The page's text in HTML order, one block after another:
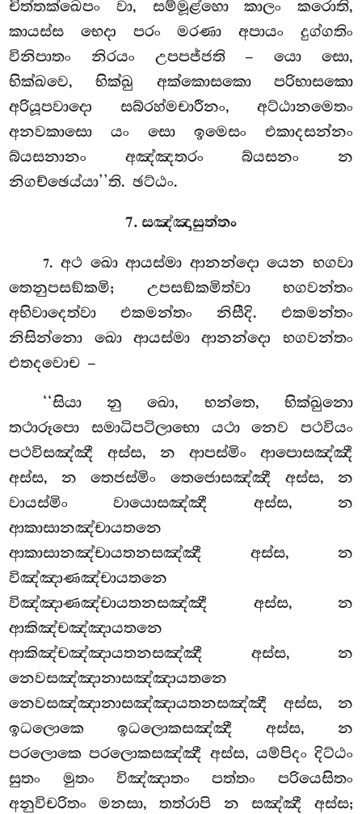
චිත්තක්ඛෙපං වා, සම්මූළ්හො කාලං කරොති,
කායස්ස භෙදා පරං මරණා අපායං දුග්ගතිං
විනිපාතං නිරයං උපපජ්ජති – යො සො,
භික්ඛවෙ, භික්ඛු අක්කොසකො පරිභාසකො
අරියූපවාදො සබ්රහ්මචාරීනං, අට්ඨානමෙතං
අනවකාසො යං සො ඉමෙසං එකාදසන්නං
බ්යසනානං අඤ්ඤතරං බ්යසනං න
නිගච්ඡෙය්යා’’ති. ඡට්ඨං.
7. සඤ්ඤාසුත්තං
7. අථ ඛො ආයස්මා ආනන්දො යෙන භගවා
තෙනුපසඞ්කමි; උපසඞ්කමිත්වා භගවන්තං
අභිවාදෙත්වා එකමන්තං නිසීදි. එකමන්තං
නිසින්නො ඛො ආයස්මා ආනන්දො භගවන්තං
එතදවොච –
‘‘සියා නු ඛො, භන්තෙ, භික්ඛුනො
තථාරූපො සමාධිපටිලාභො යථා නෙව පථවියං
පථවිසඤ්ඤී අස්ස, න ආපස්මිං ආපොසඤ්ඤී
අස්ස, න තෙජස්මිං තෙජොසඤ්ඤී අස්ස, න
වායස්මිං වායොසඤ්ඤී අස්ස, න
ආකාසානඤ්චායතනෙ
ආකාසානඤ්චායතනසඤ්ඤී අස්ස, න
විඤ්ඤාණඤ්චායතනෙ
විඤ්ඤාණඤ්චායතනසඤ්ඤී අස්ස, න
ආකිඤ්චඤ්ඤායතනෙ
ආකිඤ්චඤ්ඤායතනසඤ්ඤී අස්ස, න
නෙවසඤ්ඤානාසඤ්ඤායතනෙ
නෙවසඤ්ඤානාසඤ්ඤායතනසඤ්ඤී අස්ස, න
ඉධලොකෙ ඉධලොකසඤ්ඤී අස්ස, න
පරලොකෙ පරලොකසඤ්ඤී අස්ස, යම්පිදං දිට්ඨං
සුතං මුතං විඤ්ඤාතං පත්තං පරියෙසිතං
අනුවිචරිතං මනසා, තත්රාපි න සඤ්ඤී අස්ස;